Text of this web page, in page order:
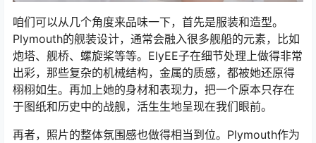
咱们可以从几个角度来品味一下，首先是服装和造型。
Plymouth的舰装设计，通常会融入很多舰船的元素，比如
炮塔、舰桥、螺旋桨等等。ElyEE子在细节处理上做得非常
出彩，那些复杂的机械结构，金属的质感，都被她还原得
栩栩如生。再加上她的身材和表现力，把一个原本只存在
于图纸和历史中的战舰，活生生地呈现在我们眼前。
再者，照片的整体氛围感也做得相当到位。Plymouth作为